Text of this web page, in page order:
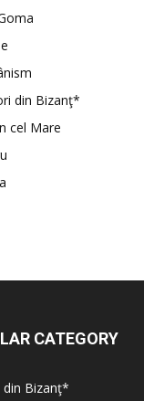
din Bizanţ*
cel Mare
CATEGORY
din Bizanţ*